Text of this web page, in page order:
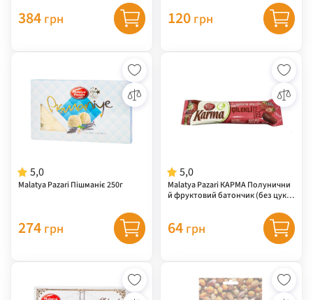
384 грн 120 грн
5,0
Malatya Pazari Пішманіє 250г
274 грн
5,0
Malatya Pazari КАРМА Полунични
й фруктовий батончик (без цукр
64 грн